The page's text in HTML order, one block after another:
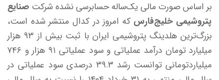
بر اساس صورت مالی یک‌ساله حسابرسی نشده شرکت صنایع
پتروشیمی خلیج‌فارس که امروز در کدال منتشر شده است،
بزرگ‌ترین هلدینگ پتروشیمی ایران با ثبت بیش از ۹۳ هزار
میلیارد تومان درآمد عملیاتی و سود عملیاتی ۹۱ هزار و ۷۴۶
میلیاردتومانی توانست رشد ۳۹.۳ درصدی سود عملیاتی در